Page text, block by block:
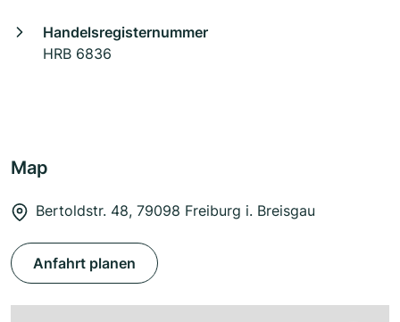
Handelsregisternummer
HRB 6836
Map
Bertoldstr. 48, 79098 Freiburg i. Breisgau
Anfahrt planen